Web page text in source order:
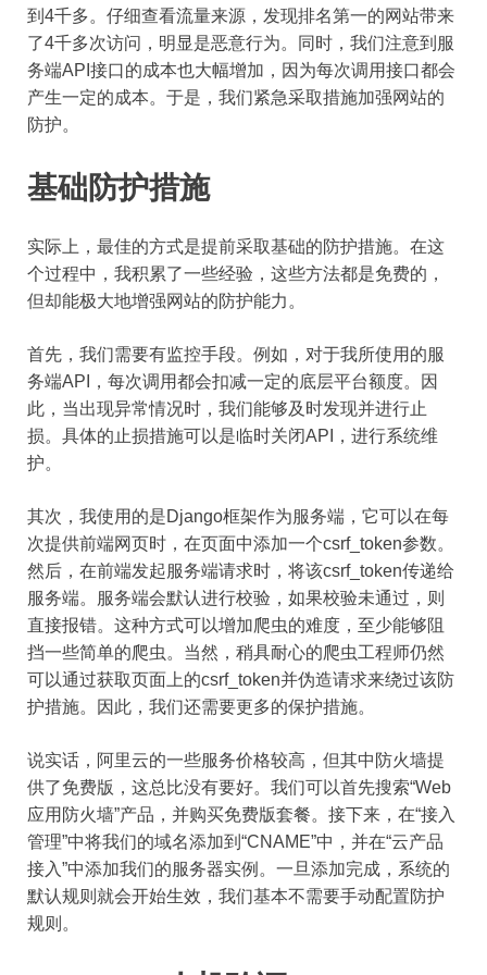
到4千多。仔细查看流量来源，发现排名第一的网站带来
了4千多次访问，明显是恶意行为。同时，我们注意到服
务端API接口的成本也大幅增加，因为每次调用接口都会
产生一定的成本。于是，我们紧急采取措施加强网站的
防护。
基础防护措施
实际上，最佳的方式是提前采取基础的防护措施。在这
个过程中，我积累了一些经验，这些方法都是免费的，
但却能极大地增强网站的防护能力。
首先，我们需要有监控手段。例如，对于我所使用的服
务端API，每次调用都会扣减一定的底层平台额度。因
此，当出现异常情况时，我们能够及时发现并进行止
损。具体的止损措施可以是临时关闭API，进行系统维
护。
其次，我使用的是Django框架作为服务端，它可以在每
次提供前端网页时，在页面中添加一个csrf_token参数。
然后，在前端发起服务端请求时，将该csrf_token传递给
服务端。服务端会默认进行校验，如果校验未通过，则
直接报错。这种方式可以增加爬虫的难度，至少能够阻
挡一些简单的爬虫。当然，稍具耐心的爬虫工程师仍然
可以通过获取页面上的csrf_token并伪造请求来绕过该防
护措施。因此，我们还需要更多的保护措施。
说实话，阿里云的一些服务价格较高，但其中防火墙提
供了免费版，这总比没有要好。我们可以首先搜索“Web
应用防火墙”产品，并购买免费版套餐。接下来，在“接入
管理”中将我们的域名添加到“CNAME”中，并在“云产品
接入”中添加我们的服务器实例。一旦添加完成，系统的
默认规则就会开始生效，我们基本不需要手动配置防护
规则。